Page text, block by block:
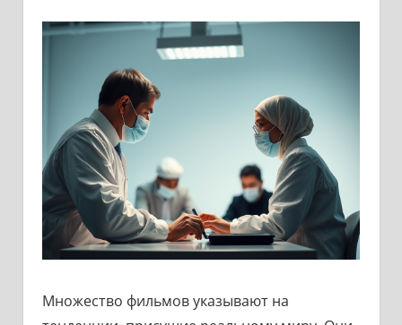
Множество фильмов указывают на